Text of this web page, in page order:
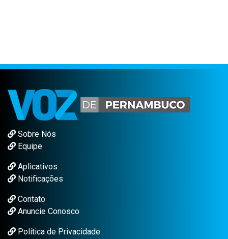
Sobre Nós
Equipe
Aplicativos
Notificações
Contato
Anuncie Conosco
Política de Privacidade